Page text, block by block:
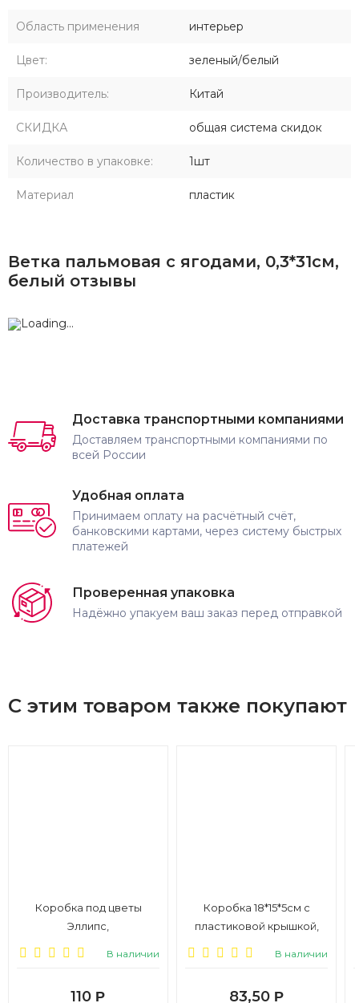
Область применения интерьер
Цвет: зеленый/белый
Производитель: Китай
СКИДКА общая система скидок
Количество в упаковке: 1шт
Материал пластик
Ветка пальмовая с ягодами, 0,3*31см,
белый отзывы
Доставка транспортными компаниями
Доставляем транспортными компаниями по
всей России
Удобная оплата
Принимаем оплату на расчётный счёт,
банковскими картами, через систему быстрых
платежей
Проверенная упаковка
Надёжно упакуем ваш заказ перед отправкой
С этим товаром также покупают
Коробка под цветы
Эллипс,
В наличии
110 Р
Коробка 18*15*5см с
пластиковой крышкой,
В наличии
83,50 Р